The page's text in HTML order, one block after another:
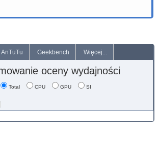
AnTuTu Geekbench Więcej...
oceny wydajności
Total CPU GPU SI